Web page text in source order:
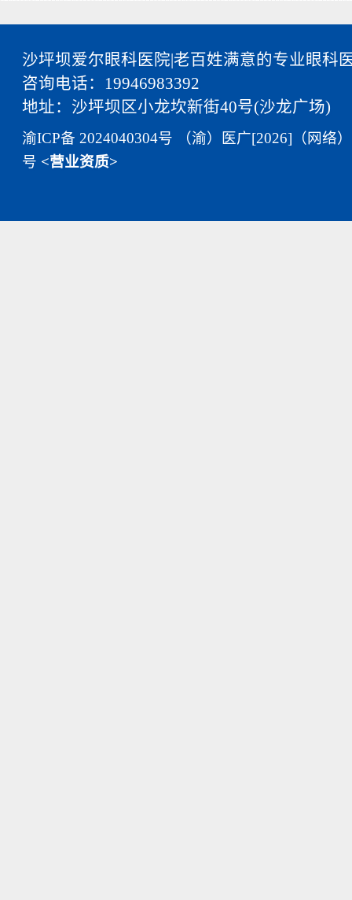
沙坪坝爱尔眼科医院|老百姓满意的专业眼科
咨询电话：19946983392
地址：沙坪坝区小龙坎新街40号(沙龙广场)
渝ICP备 2024040304号 （渝）医广[2026]（网络
号 <营业资质>